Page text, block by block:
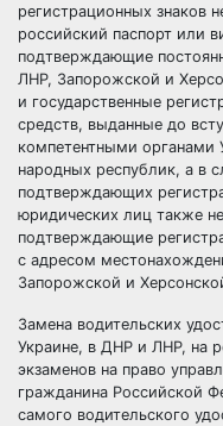
регистрационных знаков
российский паспорт или
подтверждающие
ЛНР, Запорожской и
и государственные
средств, выданные до
компетентными органами
народных республик, а в
подтверждающих
юридических лиц также
подтверждающие
с адресом
Запорожской и
Замена водительских
Украине, в ДНР и ЛНР, на
экзаменов на право
гражданина Российской
самого водительского